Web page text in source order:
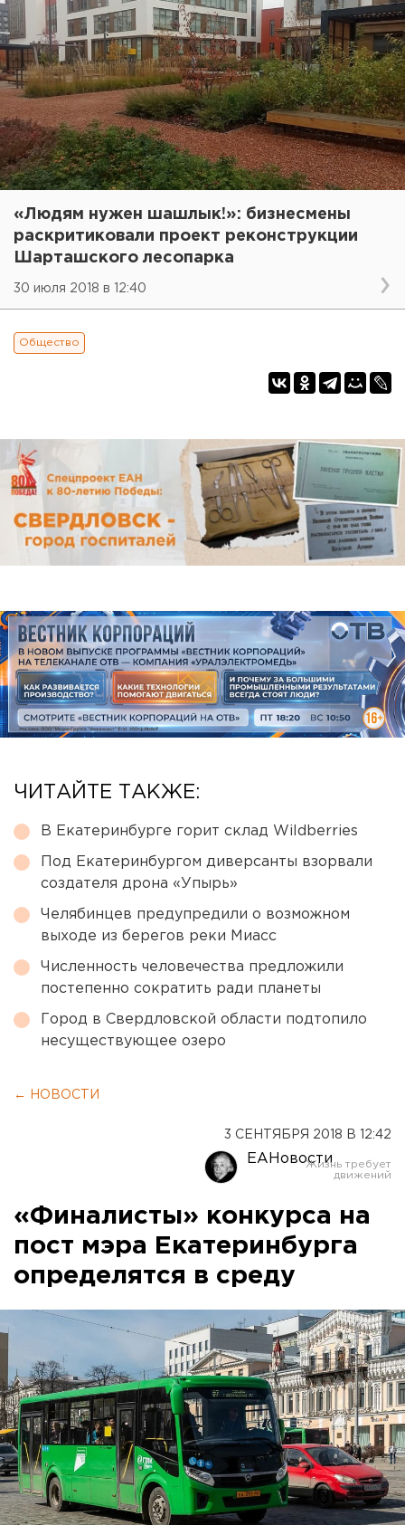
«Людям нужен шашлык!»: бизнесмены
раскритиковали проект реконструкции
Шарташского лесопарка
30 июля 2018 в 12:40
Общество
ЧИТАЙТЕ ТАКЖЕ:
В Екатеринбурге горит склад Wildberries
Под Екатеринбургом диверсанты взорвали
создателя дрона «Упырь»
Челябинцев предупредили о возможном
выходе из берегов реки Миасс
Численность человечества предложили
постепенно сократить ради планеты
Город в Свердловской области подтопило
несуществующее озеро
← НОВОСТИ
3 СЕНТЯБРЯ 2018 В 12:42
ЕАНовости
«Финалисты» конкурса на
пост мэра Екатеринбурга
определятся в среду